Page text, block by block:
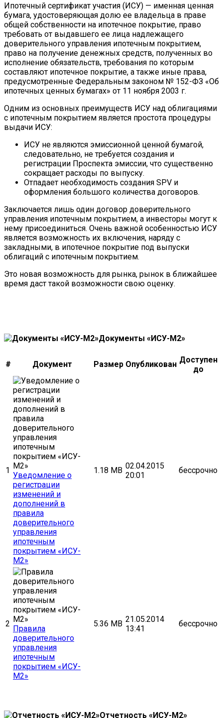
Ипотечный сертификат участия (ИСУ) — именная ценная
бумага, удостоверяющая долю ее владельца в праве
общей собственности на ипотечное покрытие, право
требовать от выдавшего ее лица надлежащего
доверительного управления ипотечным покрытием,
право на получение денежных средств, полученных во
исполнение обязательств, требования по которым
составляют ипотечное покрытие, а также иные права,
предусмотренные Федеральным законом № 152-ФЗ «Об
ипотечных ценных бумагах» от 11 ноября 2003 г.
Одним из основных преимуществ ИСУ над облигациями
с ипотечным покрытием является простота процедуры
выдачи ИСУ:
ИСУ не являются эмиссионной ценной бумагой,
следовательно, не требуется создания и
регистрации Проспекта эмиссии, что существенно
сокращает расходы по выпуску.
Отпадает необходимость создания SPV и
оформления большого количества договоров.
Заключается лишь один договор доверительного
управления ипотечным покрытием, а инвесторы могут к
нему присоединиться. Очень важной особенностью ИСУ
является возможность их включения, наряду с
закладными, в ипотечное покрытие под выпуски
облигаций с ипотечным покрытием.
Это новая возможность для рынка, рынок в ближайшее
время даст такой возможности свою оценку.
Документы «ИСУ-М2»
# Документ Размер Опубликован Доступен
до
1
Уведомление о
регистрации
изменений и
дополнений в
правила
доверительного
управления
ипотечным
покрытием «ИСУ-
М2»
1.18 MB 02.04.2015
20:01
бессрочно
2
Правила
доверительного
управления
ипотечным
покрытием «ИСУ-
М2»
5.36 MB 21.05.2014
13:41
бессрочно
Отчетность «ИСУ-М2»